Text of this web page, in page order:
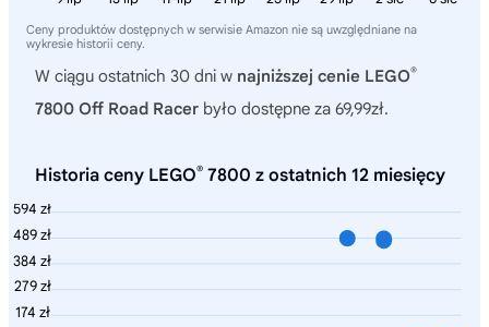
Ceny produktów dostępnych w serwisie Amazon nie są uwzględniane na
wykresie historii ceny.
W ciągu ostatnich 30 dni w najniższej cenie LEGO®
7800 Off Road Racer było dostępne za 69,99zł.
Historia ceny LEGO® 7800 z ostatnich 12 miesięcy
594 zł
489 zł
384 zł
279 zł
174 zł